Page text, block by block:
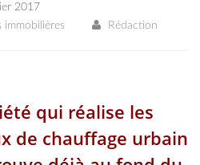
2017
immobilières
Rédaction
qui réalise les
de chauffage urbain